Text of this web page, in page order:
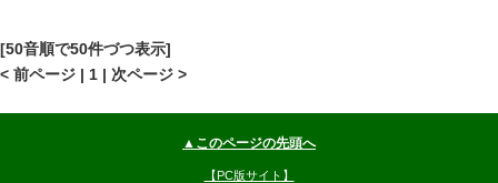
[50音順で50件づつ表示]
< 前ページ | 1 | 次ページ >
▲このページの先頭へ
【PC版サイト】